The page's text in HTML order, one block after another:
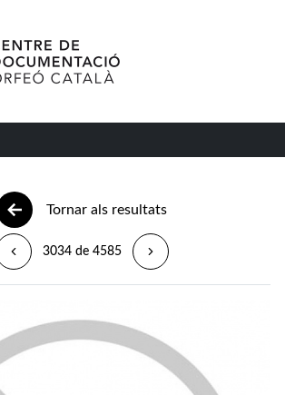
Tornar als resultats
3034 de 4585